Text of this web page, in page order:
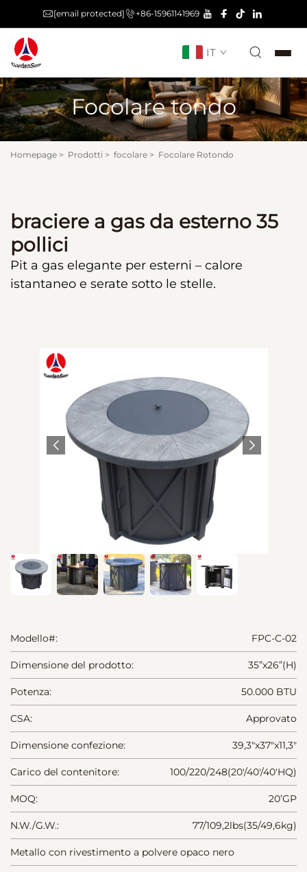
[email protected] +86-15961141969
IT
Focolare tondo
Homepage > Prodotti > focolare > Focolare Rotondo
braciere a gas da esterno 35
pollici
Pit a gas elegante per esterni – calore
istantaneo e serate sotto le stelle.
Modello#: FPC-C-02
Dimensione del prodotto: 35”x26”(H)
Potenza: 50.000 BTU
CSA: Approvato
Dimensione confezione: 39,3"x37"x11,3"
Carico del contenitore: 100/220/248(20'/40'/40'HQ)
MOQ: 20’GP
N.W./G.W.: 77/109,2lbs(35/49,6kg)
Metallo con rivestimento a polvere opaco nero